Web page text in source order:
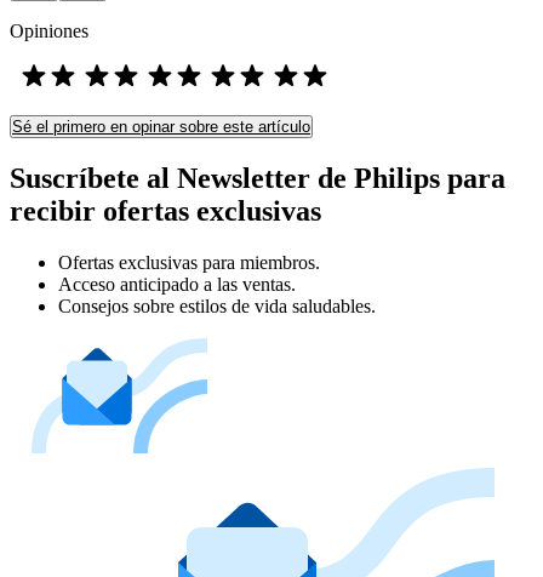
Opiniones
Sé el primero en opinar sobre este artículo
Suscríbete al Newsletter de Philips para
recibir ofertas exclusivas
Ofertas exclusivas para miembros.
Acceso anticipado a las ventas.
Consejos sobre estilos de vida saludables.